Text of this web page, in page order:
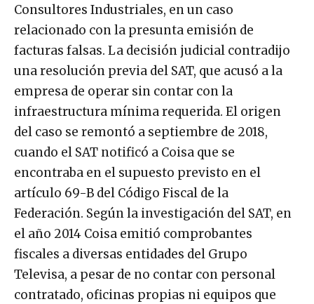
Consultores Industriales, en un caso
relacionado con la presunta emisión de
facturas falsas. La decisión judicial contradijo
una resolución previa del SAT, que acusó a la
empresa de operar sin contar con la
infraestructura mínima requerida. El origen
del caso se remontó a septiembre de 2018,
cuando el SAT notificó a Coisa que se
encontraba en el supuesto previsto en el
artículo 69-B del Código Fiscal de la
Federación. Según la investigación del SAT, en
el año 2014 Coisa emitió comprobantes
fiscales a diversas entidades del Grupo
Televisa, a pesar de no contar con personal
contratado, oficinas propias ni equipos que